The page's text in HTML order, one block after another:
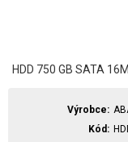
HDD 750 GB SATA
Výrobce
Kód